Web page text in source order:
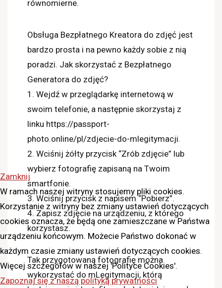
równomierne.
Obsługa Bezpłatnego Kreatora do zdjęć jest
bardzo prosta i na pewno każdy sobie z nią
poradzi. Jak skorzystać z Bezpłatnego
Generatora do zdjęć?
1. Wejdź w przeglądarkę internetową w
swoim telefonie, a następnie skorzystaj z
linku https://passport-
photo.online/pl/zdjecie-do-mlegitymacji.
2. Wciśnij żółty przycisk “Zrób zdjęcie” lub
wybierz fotografię zapisaną na Twoim
smartfonie.
3. Wciśnij przycisk z napisem “Pobierz”.
4. Zapisz zdjęcie na urządzeniu, z którego
korzystasz.
Tak przygotowaną fotografię można
wykorzystać do mLegitymacji, którą
Zamknij
W ramach naszej witryny stosujemy pliki cookies.
Korzystanie z witryny bez zmiany ustawień dotyczących
cookies oznacza, że będą one zamieszczane w Państwa
urządzeniu końcowym. Możecie Państwo dokonać w
każdym czasie zmiany ustawień dotyczących cookies.
Więcej szczegółów w naszej 'Polityce Cookies'.
Zapoznaj się z naszą polityką prywatności